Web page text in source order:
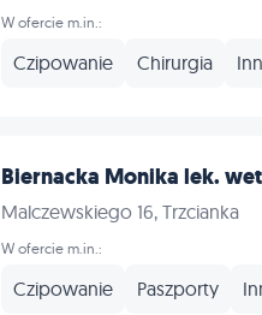
W ofercie m.in.:
Czipowanie Chirurgia
Biernacka Monika lek.
Malczewskiego 16, Trzcianka
W ofercie m.in.:
Czipowanie Paszporty